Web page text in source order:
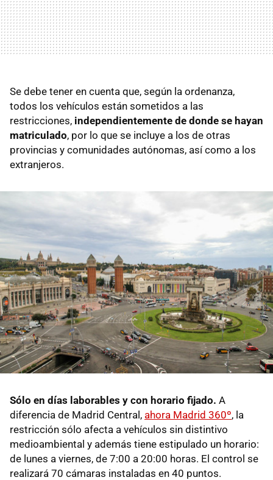
Se debe tener en cuenta que, según la ordenanza,
todos los vehículos están sometidos a las
restricciones, independientemente de donde se hayan
matriculado, por lo que se incluye a los de otras
provincias y comunidades autónomas, así como a los
extranjeros.
Sólo en días laborables y con horario fijado. A
diferencia de Madrid Central, ahora Madrid 360º, la
restricción sólo afecta a vehículos sin distintivo
medioambiental y además tiene estipulado un horario:
de lunes a viernes, de 7:00 a 20:00 horas. El control se
realizará 70 cámaras instaladas en 40 puntos.